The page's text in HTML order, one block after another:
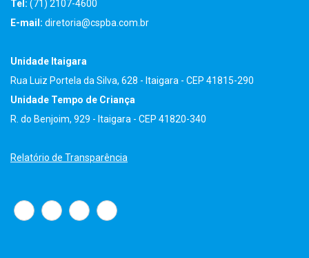
Tel: (71) 2107-4600
E-mail: diretoria@cspba.com.br
Unidade Itaigara
Rua Luiz Portela da Silva, 628 - Itaigara - CEP 41815-290
Unidade Tempo de Criança
R. do Benjoim, 929 - Itaigara - CEP 41820-340
Relatório de Transparência